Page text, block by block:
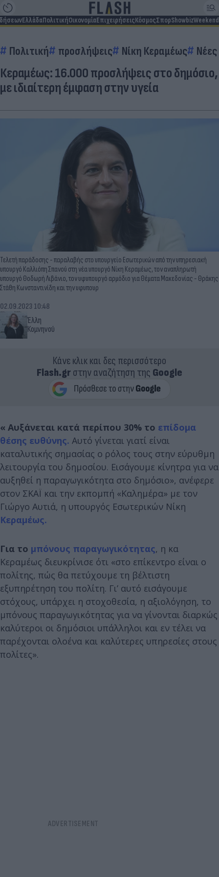
ΕλλάδαΠολιτικήΟικονομίαΕπιχειρήσειςΚόσμοςΣπορShowbizWeekend
Πολιτική προσλήψεις Νίκη Κεραμέως
Κεραμέως: 16.000 προσλήψεις στο δημόσιο,
με ιδιαίτερη έμφαση στην υγεία
Τελετή παράδοσης - παραλαβής στο υπουργείο Εσωτερικών από την υπηρεσιακή
υπουργό Καλλιόπη Σπανού στη νέα υπουργό Νίκη Κεραμέως, τον αναπληρωτή
υπουργό Θοδωρή Λιβάνιο, τον υφυπουργό αρμόδιο για Θέματα Μακεδονίας - Θράκης
Στάθη Κωνσταντινίδη και την υφυπουρ
Έλλη
Κομνηνού
02.09.2023 10:48
Κάνε κλικ και δες περισσότερο
Flash.grστην αναζήτηση της Google
« Αυξάνεται κατά περίπου 30% το επίδομα
θέσης ευθύνης. Αυτό γίνεται γιατί είναι
καταλυτικής σημασίας ο ρόλος τους στην εύρυθμη
λειτουργία του δημοσίου. Εισάγουμε κίνητρα για να
αυξηθεί η παραγωγικότητα στο δημόσιο», ανέφερε
στον ΣΚΑΪ και την εκπομπή «Καλημέρα» με τον
Γιώργο Αυτιά, η υπουργός Εσωτερικών Νίκη
Κεραμέως.
Για το μπόνους παραγωγικότητας, η κα
Κεραμέως διευκρίνισε ότι «στο επίκεντρο είναι ο
πολίτης, πώς θα πετύχουμε τη βέλτιστη
εξυπηρέτηση του πολίτη. Γι’ αυτό εισάγουμε
στόχους, υπάρχει η στοχοθεσία, η αξιολόγηση, το
μπόνους παραγωγικότητας για να γίνονται διαρκώς
καλύτεροι οι δημόσιοι υπάλληλοι και εν τέλει να
παρέχονται ολοένα και καλύτερες υπηρεσίες στους
πολίτες».